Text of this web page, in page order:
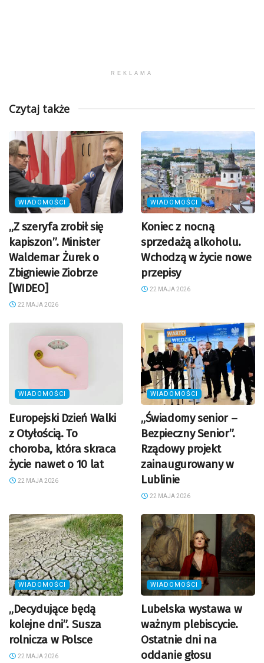
REKLAMA
Czytaj także
WIADOMOŚCI
„Z szeryfa zrobił się
kapiszon”. Minister
Waldemar Żurek o
Zbigniewie Ziobrze
[WIDEO]
22 MAJA 2026
WIADOMOŚCI
Koniec z nocną
sprzedażą alkoholu.
Wchodzą w życie nowe
przepisy
22 MAJA 2026
WIADOMOŚCI
Europejski Dzień Walki
z Otyłością. To
choroba, która skraca
życie nawet o 10 lat
22 MAJA 2026
WIADOMOŚCI
„Świadomy senior –
Bezpieczny Senior”.
Rządowy projekt
zainaugurowany w
Lublinie
22 MAJA 2026
WIADOMOŚCI
„Decydujące będą
kolejne dni”. Susza
rolnicza w Polsce
22 MAJA 2026
WIADOMOŚCI
Lubelska wystawa w
ważnym plebiscycie.
Ostatnie dni na
oddanie głosu